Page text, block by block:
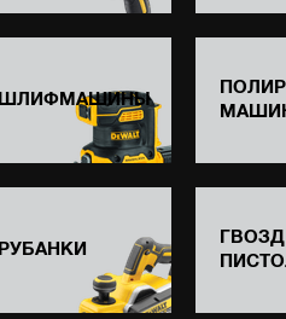
ШЛИФМАШИНЫ
РУБАНКИ